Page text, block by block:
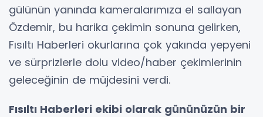
gülünün yanında kameralarımıza el sallayan
Özdemir, bu harika çekimin sonuna gelirken,
Fısıltı Haberleri okurlarına çok yakında yepyeni
ve sürprizlerle dolu video/haber çekimlerinin
geleceğinin de müjdesini verdi.
Fısıltı Haberleri ekibi olarak gününüzün bir